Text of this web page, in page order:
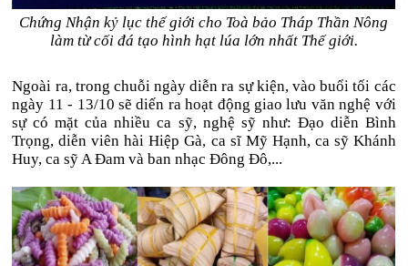
Chứng Nhận kỷ lục thế giới cho Toà bảo Tháp Thần Nông
làm từ cối đá tạo hình hạt lúa lớn nhất Thế giới.
Ngoài ra, trong chuỗi ngày diễn ra sự kiện, vào buổi tối các
ngày 11 - 13/10 sẽ diến ra hoạt động giao lưu văn nghệ với
sự có mặt của nhiều ca sỹ, nghệ sỹ như: Đạo diễn Bình
Trọng, diễn viên hài Hiệp Gà, ca sĩ Mỹ Hạnh, ca sỹ Khánh
Huy, ca sỹ A Đam và ban nhạc Đông Đô,...